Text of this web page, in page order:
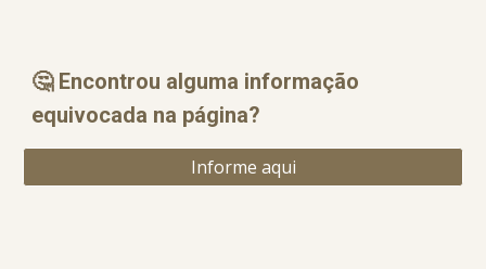
🤔 Encontrou alguma informação
equivocada na página?
Informe aqui